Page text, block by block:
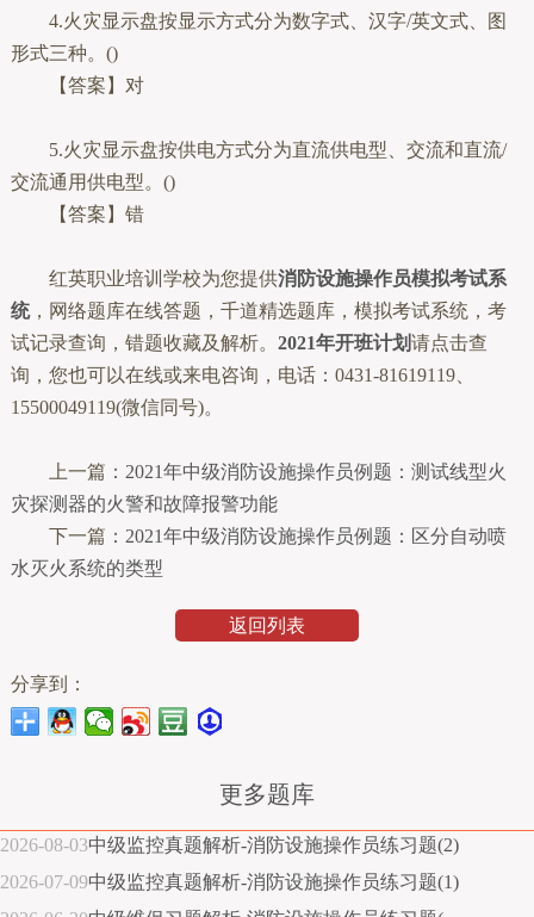
4.火灾显示盘按显示方式分为数字式、汉字/英文式、图
形式三种。()
【答案】对
5.火灾显示盘按供电方式分为直流供电型、交流和直流/
交流通用供电型。()
【答案】错
红英职业培训学校为您提供消防设施操作员模拟考试系
统，网络题库在线答题，千道精选题库，模拟考试系统，考
试记录查询，错题收藏及解析。 2021年开班计划请点击查
询，您也可以在线或来电咨询，电话：0431-81619119、
15500049119(微信同号)。
上一篇： 2021年中级消防设施操作员例题：测试线型火
灾探测器的火警和故障报警功能
下一篇： 2021年中级消防设施操作员例题：区分自动喷
水灭火系统的类型
返回列表
分享到：
更多题库
2026-08-03中级监控真题解析-消防设施操作员练习题(2)
2026-07-09中级监控真题解析-消防设施操作员练习题(1)